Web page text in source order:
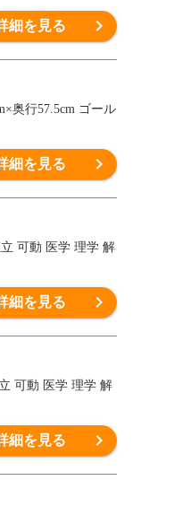
細を見る
奥行57.5cm ゴール
細を見る
可動 医学 理学 解
細を見る
可動 医学 理学 解
細を見る